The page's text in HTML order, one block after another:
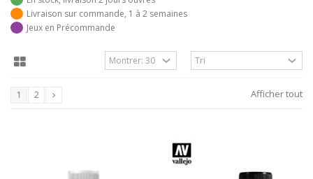
Livraison sur commande, 1 à 2 semaines
Jeux en Précommande
Afficher tout
1 2